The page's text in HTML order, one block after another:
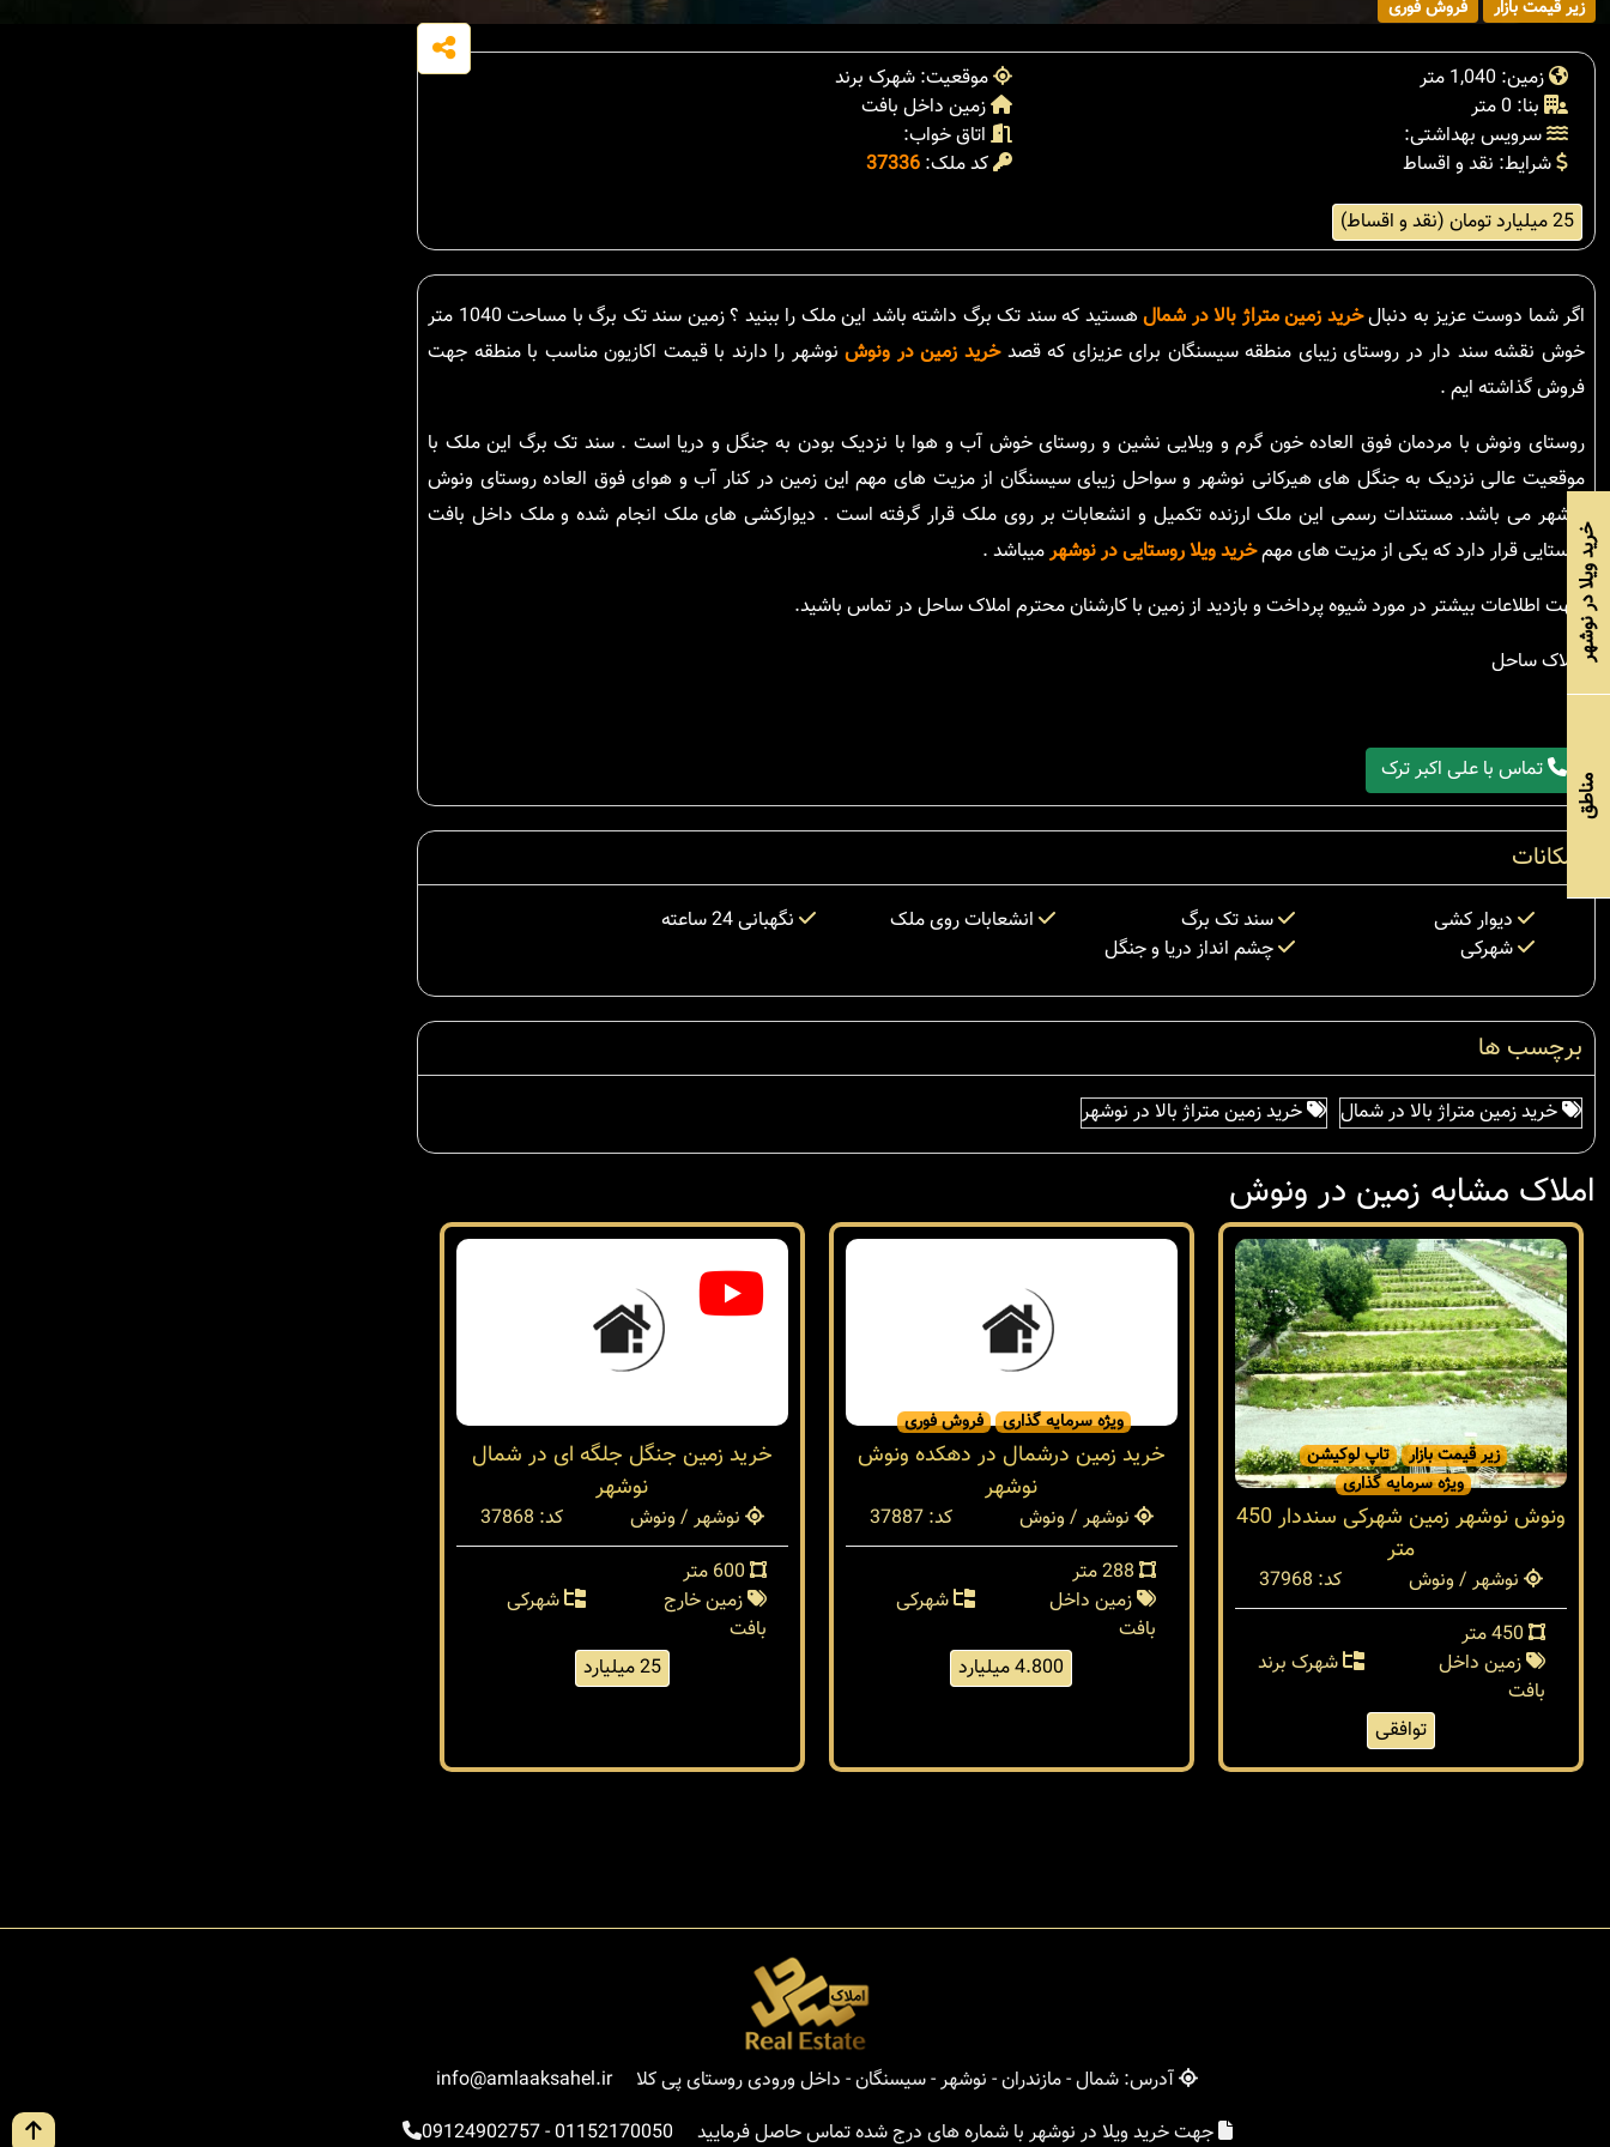
زیر قیمت بازار فروش فوری
زمین: 1,040 متر
موقعیت: شهرک برند
بنا: 0 متر
زمین داخل بافت
سرویس بهداشتی:
اتاق خواب:
شرایط: نقد و اقساط
کد ملک: 37336
25 میلیارد تومان (نقد و اقساط)
اگر شما دوست عزیز به دنبالخرید زمین متراژ بالا در شمال
هستید که سند تک برگ داشته باشد این ملک را ببنید ؟ زمین سند تک برگ با مساحت 1040 متر
خوش نقشه سند دار در روستای زیبای منطقه سیسنگان برای عزیزای که قصدخرید زمین در ونوشنوشهر را دارند با قیمت اکازیون مناسب با منطقه جهت
فروش گذاشته ایم .
روستای ونوش با مردمان فوق العاده خون گرم و ویلایی نشین و روستای خوش آب و هوا با نزدیک بودن به جنگل و دریا است . سند تک برگ این ملک با
موقعیت عالی نزدیک به جنگل های هیرکانی نوشهر و سواحل زیبای سیسنگان از مزیت های مهم این زمین در کنار آب و هوای فوق العاده روستای ونوش
نوشهر می باشد. مستندات رسمی این ملک ارزنده تکمیل و انشعابات بر روی ملک قرار گرفته است . دیوارکشی های ملک انجام شده و ملک داخل بافت
روستایی قرار دارد که یکی از مزیت های مهمخرید ویلا روستایی در نوشهرمیباشد .
جهت اطلاعات بیشتر در مورد شیوه پرداخت و بازدید از زمین با کارشنان محترم املاک ساحل در تماس باشید.
املاک ساحل
تماس با علی اکبر ترک
امکانات
دیوار کشی سند تک برگ انشعابات روی ملک
نگهبانی 24 ساعته
شهرکی
چشم انداز دریا و جنگل
برچسب ها
خرید زمین متراژ بالا در شمال خرید زمین متراژ بالا در نوشهر
املاک مشابه زمین در ونوش
زیر قیمت بازار
تاپ لوکیشن
ویژه سرمایه گذاری
ونوش نوشهر زمین شهرکی سنددار 450
متر
نوشهر / ونوش
کد: 37968
زمین داخل
بافت
شهرک برند
توافقی
ویژه سرمایه گذاری
خرید زمین درشمال در دهکده ونوش
نوشهر
نوشهر / ونوش
288 متر
زمین داخل
شهرکی
خرید زمین جنگل جلگه ای در شمال
نوشهر
نوشهر / ونوش
600 متر
زمین خارج
آدرس: شمال - مازندران - نوشهر - سیسنگان - داخل ورودی روستای پی کلا
info@amlaaksahel.ir
جهت خرید ویلا در نوشهر با شماره های درج شده تماس حاصل فرمایید
01152170050
-
09124902757
خرید ویلا در نوشهر
مناطق